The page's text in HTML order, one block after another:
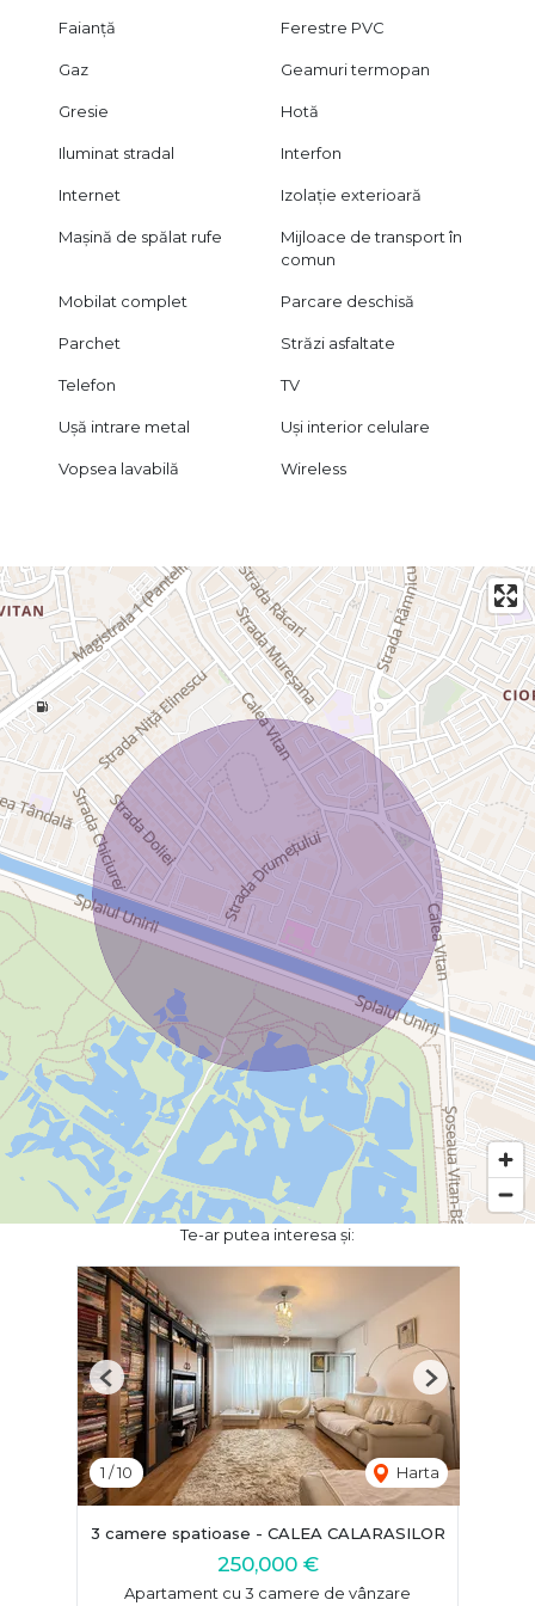
Faianță Ferestre PVC
Gaz Geamuri termopan
Gresie Hotă
Iluminat stradal Interfon
Internet Izolație exterioară
Mașină de spălat rufe
Mijloace de transport în
comun
Mobilat complet Parcare deschisă
Parchet Străzi asfaltate
Telefon TV
Ușă intrare metal Uși interior celulare
Vopsea lavabilă Wireless
Te-ar putea interesa și:
1 /10 Harta
Previous Next
3 camere spatioase - CALEA CALARASILOR
250,000 €
Apartament cu 3 camere de vânzare